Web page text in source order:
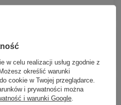
Punktowy zestaw
Relaxation EcoSmart z
Matowy
na ręcznik kąpielowy,
w celu realizacji usług zgodnie z
Możesz określić warunki
cookie w Twojej przeglądarce.
i prywatności można
i warunki Google